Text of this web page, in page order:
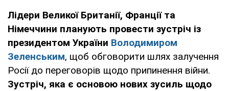
Лідери Великої Британії, Франції та
Німеччини планують провести зустріч із
президентом України Володимиром
Зеленським, щоб обговорити шлях залучення
Росії до переговорів щодо припинення війни.
Зустріч, яка є основою нових зусиль щодо